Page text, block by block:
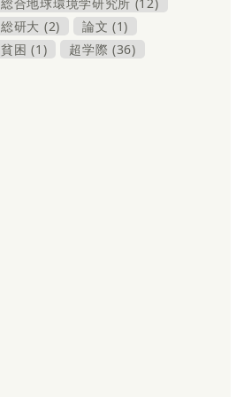
総研大 (2)
論文 (1)
貧困 (1)
超学際 (36)